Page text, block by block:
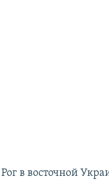
в восточной